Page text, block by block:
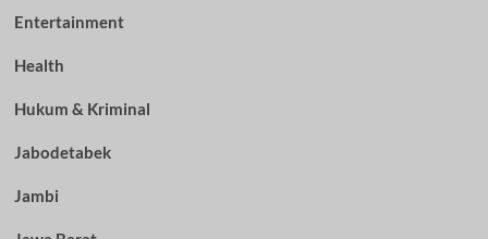
Entertainment
Health
Hukum & Kriminal
Jabodetabek
Jambi